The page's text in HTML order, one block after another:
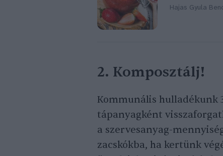
Hajas Gyula
2. Komposztálj!
Kommunális hulladékunk
tápanyagként
a szervesanyag-
zacskókba, ha kertünk